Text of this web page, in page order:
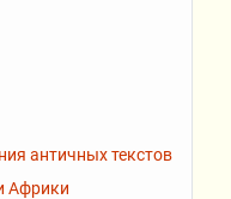
античных текстов
Африки